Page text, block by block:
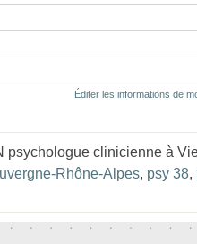
Éditer les informations de
clinicienne à
Rhône-Alpes, psy 38,